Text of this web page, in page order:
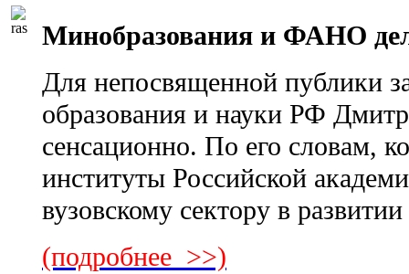
Минобразования и ФАНО
Для непосвященной публики
образования и науки РФ
сенсационно. По его словам,
институты Российской
вузовскому сектору в
(подробнее >>)